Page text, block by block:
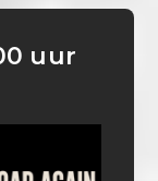
uur